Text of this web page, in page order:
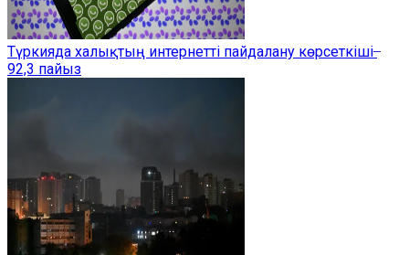
Түркияда халықтың интернетті пайдалану көрсеткіші ̶
92,3 пайыз